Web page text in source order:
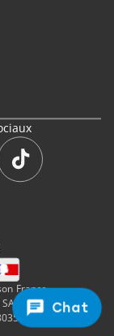
Chat
France
a Cimpress
RCS